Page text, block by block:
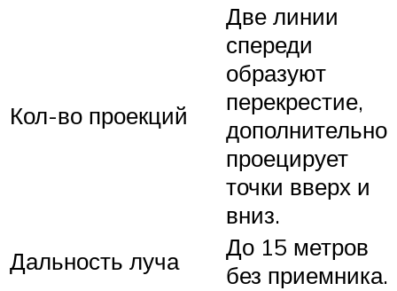
Кол-во проекций
Две линии
спереди
образуют
перекрестие,
дополнительно
проецирует
точки вверх и
вниз.
Дальность луча
До 15 метров
без приемника.